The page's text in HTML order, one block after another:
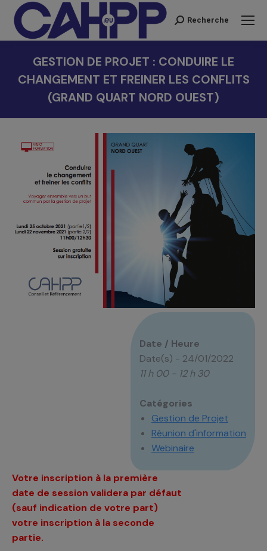
Recherche
Recherche
GESTION DE PROJET : CONDUIRE LE
CHANGEMENT ET FREINER LES CONFLITS
(GRAND QUART NORD OUEST)
Date / Heure
Date(s) - 24/01/2022
11 h 00 - 12 h 30
Catégories
Gestion de Projet
Réunion d'information
Webinaire
Votre inscription à la première
date de session validera par défaut
(sauf indication de votre part)
votre inscription à la seconde
partie.